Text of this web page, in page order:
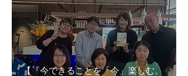
【『今できることを「今」楽しむ。